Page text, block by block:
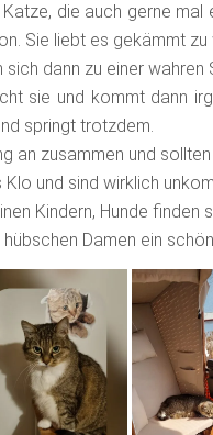
die auch gerne
Sie liebt es gekämmt zu
dann zu einer
sie und kommt dann
springt trotzdem.
an zusammen und
und sind wirklich
Kindern, Hunde finden
Damen ein